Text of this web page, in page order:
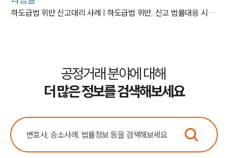
하도급법 위반 신고대리 사례 | 하도급법 위반, 신고 법률대응 시정명령 및 과징금
공정거래 분야에 대해
더 많은 정보를 검색해보세요